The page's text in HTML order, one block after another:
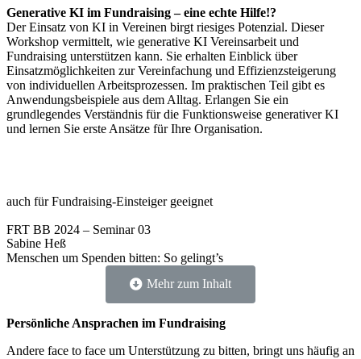
Generative KI im Fundraising – eine echte Hilfe!?
Der Einsatz von KI in Vereinen birgt riesiges Potenzial. Dieser
Workshop vermittelt, wie generative KI Vereinsarbeit und
Fundraising unterstützen kann. Sie erhalten Einblick über
Einsatzmöglichkeiten zur Vereinfachung und Effizienzsteigerung
von individuellen Arbeitsprozessen. Im praktischen Teil gibt es
Anwendungsbeispiele aus dem Alltag. Erlangen Sie ein
grundlegendes Verständnis für die Funktionsweise generativer KI
und lernen Sie erste Ansätze für Ihre Organisation.
auch für Fundraising-Einsteiger geeignet
FRT BB 2024 – Seminar 03
Sabine Heß
Menschen um Spenden bitten: So gelingt’s
Mehr zum Inhalt
Persönliche Ansprachen im Fundraising
Andere face to face um Unterstützung zu bitten, bringt uns häufig an